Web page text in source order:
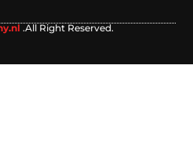
.All Right Reserved.